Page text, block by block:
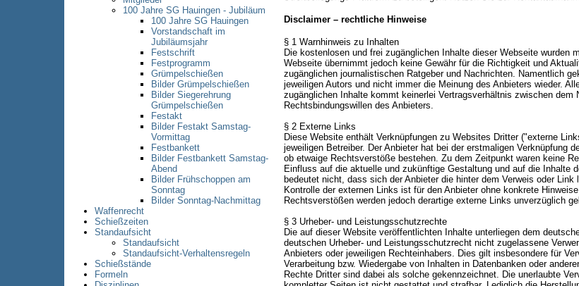
100 Jahre SG Hauingen - Jubiläum
100 Jahre SG Hauingen
Vorstandschaft im
Jubiläumsjahr
Festschrift
Festprogramm
Grümpelschießen
Bilder Grümpelschießen
Bilder Siegerehrung
Grümpelschießen
Festakt
Bilder Festakt Samstag-
Vormittag
Festbankett
Bilder Festbankett Samstag-
Abend
Bilder Frühschoppen am
Sonntag
Bilder Sonntag-Nachmittag
Waffenrecht
Schießzeiten
Standaufsicht
Standaufsicht
Standaufsicht-Verhaltensregeln
Schießstände
Formeln
Disclaimer – rechtliche Hinweise
§ 1 Warnhinweis zu Inhalten
Die kostenlosen und frei zugänglichen Inhalte dieser Webseite wurden
Webseite übernimmt jedoch keine Gewähr für die Richtigkeit und
zugänglichen journalistischen Ratgeber und Nachrichten. Namentlich
jeweiligen Autors und nicht immer die Meinung des Anbieters wieder.
zugänglichen Inhalte kommt keinerlei Vertragsverhältnis zwischen
Rechtsbindungswillen des Anbieters.
§ 2 Externe Links
Diese Website enthält Verknüpfungen zu Websites Dritter ("externe
jeweiligen Betreiber. Der Anbieter hat bei der erstmaligen Verknüpfung
ob etwaige Rechtsverstöße bestehen. Zu dem Zeitpunkt waren keine
Einfluss auf die aktuelle und zukünftige Gestaltung und auf die Inhalte
bedeutet nicht, dass sich der Anbieter die hinter dem Verweis oder
Kontrolle der externen Links ist für den Anbieter ohne konkrete
Rechtsverstößen werden jedoch derartige externe Links unverzüglich
§ 3 Urheber- und Leistungsschutzrechte
Die auf dieser Website veröffentlichten Inhalte unterliegen dem
deutschen Urheber- und Leistungsschutzrecht nicht zugelassene
Anbieters oder jeweiligen Rechteinhabers. Dies gilt insbesondere für
Verarbeitung bzw. Wiedergabe von Inhalten in Datenbanken oder
Rechte Dritter sind dabei als solche gekennzeichnet. Die unerlaubte